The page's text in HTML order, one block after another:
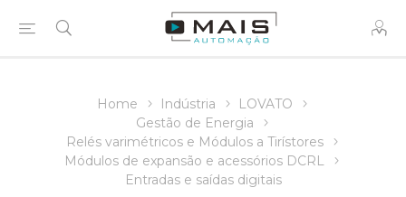
Home Indústria
LOVATO
Gestão de Energia
Relés varimétricos e Módulos a Tirístores
Módulos de expansão e acessórios DCRL
Entradas e saídas digitais